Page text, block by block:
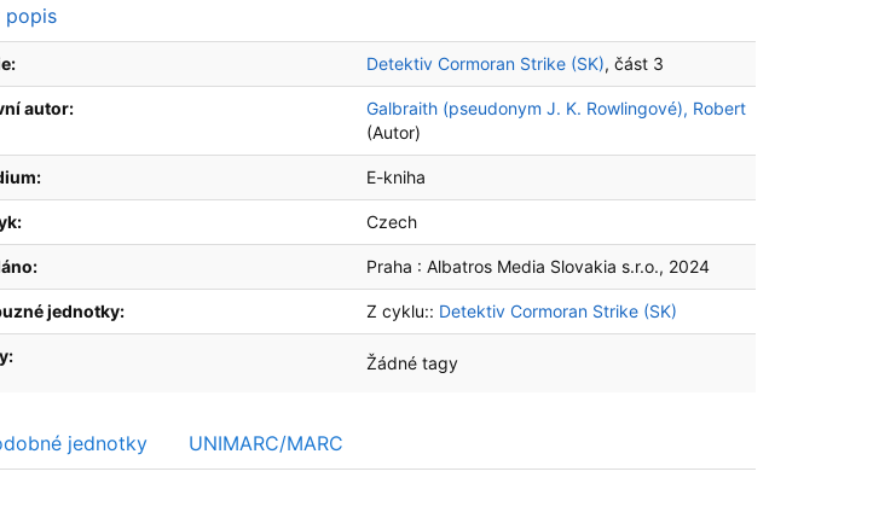
popis
Detektiv Cormoran Strike (SK), část 3
autor:
Galbraith (pseudonym J. K. Rowlingové), Robert
(Autor)
E-kniha
Czech
Praha : Albatros Media Slovakia s.r.o., 2024
jednotky: Z cyklu:: Detektiv Cormoran Strike (SK)
Žádné tagy
jednotky UNIMARC/MARC